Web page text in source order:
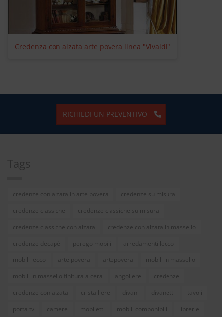
Credenza con alzata arte povera linea "Vivaldi"
RICHIEDI UN PREVENTIVO
Tags
credenze con alzata in arte povera
credenze su misura
credenze classiche
credenze classiche su misura
credenze classiche con alzata
credenze con alzata in massello
credenze decapè
perego mobili
arredamenti lecco
mobili lecco
arte povera artepovera
mobili in massello
mobili in massello finitura a cera
angoliere
credenze
credenze con alzata
cristalliere divani divanetti
tavoli
porta tv
camere mobiletti mobili componibili
librerie